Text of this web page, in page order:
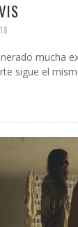
mucha
sigue el